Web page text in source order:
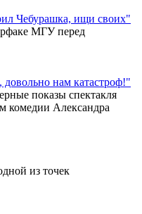
Чебурашка, ищи своих"
МГУ перед
довольно нам катастроф!"
показы спектакля
комедии Александра
из точек